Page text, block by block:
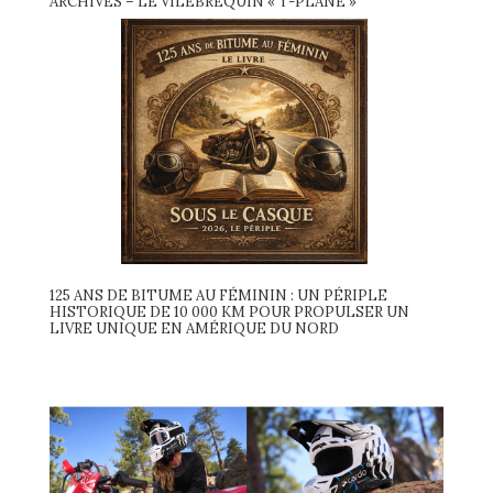
125 ANS DE BITUME AU FÉMININ : UN PÉRIPLE
HISTORIQUE DE 10 000 KM POUR PROPULSER UN
LIVRE UNIQUE EN AMÉRIQUE DU NORD